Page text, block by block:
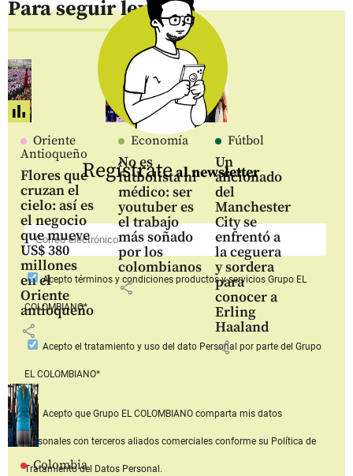
Para seguir leyendo
Oriente
Antioqueño
Flores que
cruzan el
cielo: así es
el negocio
que mueve
US$ 380
millones
en el
Oriente
antioqueño
share
Economía
No es
futbolista ni
médico: ser
youtuber es
el trabajo
más soñado
por los
colombianos
share
Fútbol
Un
aficionado
del
Manchester
City se
enfrentó a
la ceguera
y sordera
para
conocer a
Erling
Haaland
share
Colombia
Regístrateal newsletter
Aceptotérminos y condiciones productos y serviciosGrupo EL
COLOMBIANO*
Acepto el tratamiento y uso del dato Personal por parte del Grupo
EL COLOMBIANO*
Acepto que Grupo EL COLOMBIANOcomparta mis datos
personales con terceros aliados comerciales conforme su Política de
Tratamiento del Datos Personal.